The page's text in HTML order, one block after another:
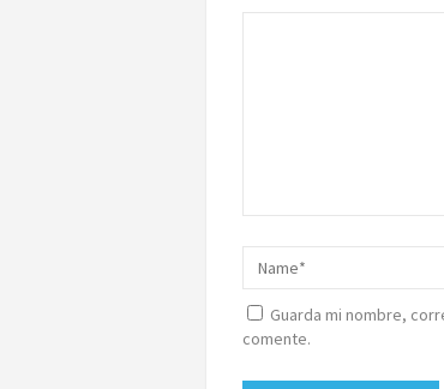
Guarda mi nombre,
comente.